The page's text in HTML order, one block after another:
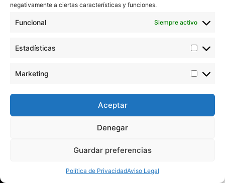
negativamente a ciertas características y funciones.
Funcional Siempre activo
Estadísticas
Marketing
Aceptar
Denegar
Guardar preferencias
Política de PrivacidadAviso Legal